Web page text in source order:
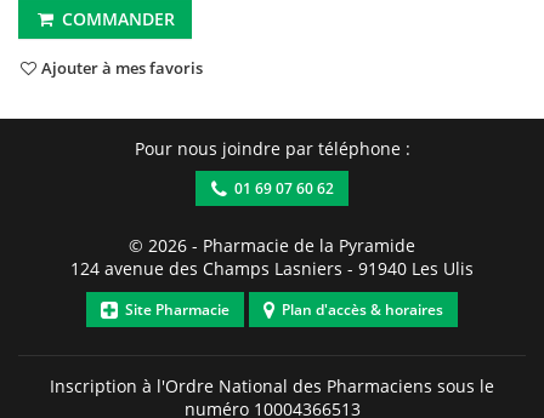
COMMANDER
Ajouter à mes favoris
Pour nous joindre par téléphone :
01 69 07 60 62
© 2026 - Pharmacie de la Pyramide
124 avenue des Champs Lasniers - 91940 Les Ulis
Site Pharmacie Plan d'accès & horaires
Inscription à l'Ordre National des Pharmaciens sous le
numéro 10004366513